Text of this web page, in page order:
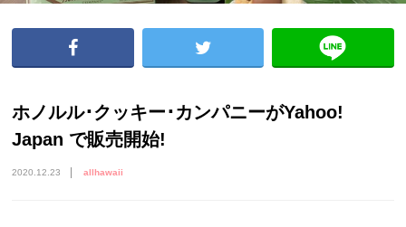
ホノルル･クッキー･カンパニーがYahoo!
Japan で販売開始!
2020.12.23 allhawaii